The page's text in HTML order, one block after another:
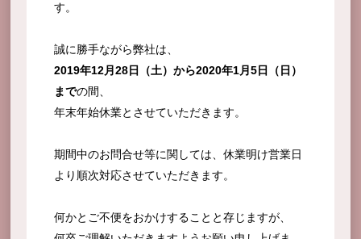
す。
誠に勝手ながら弊社は、
2019年12月28日（土）から2020年1月5日（日）
までの間、
年末年始休業とさせていただきます。
期間中のお問合せ等に関しては、休業明け営業日
より順次対応させていただきます。
何かとご不便をおかけすることと存じますが、